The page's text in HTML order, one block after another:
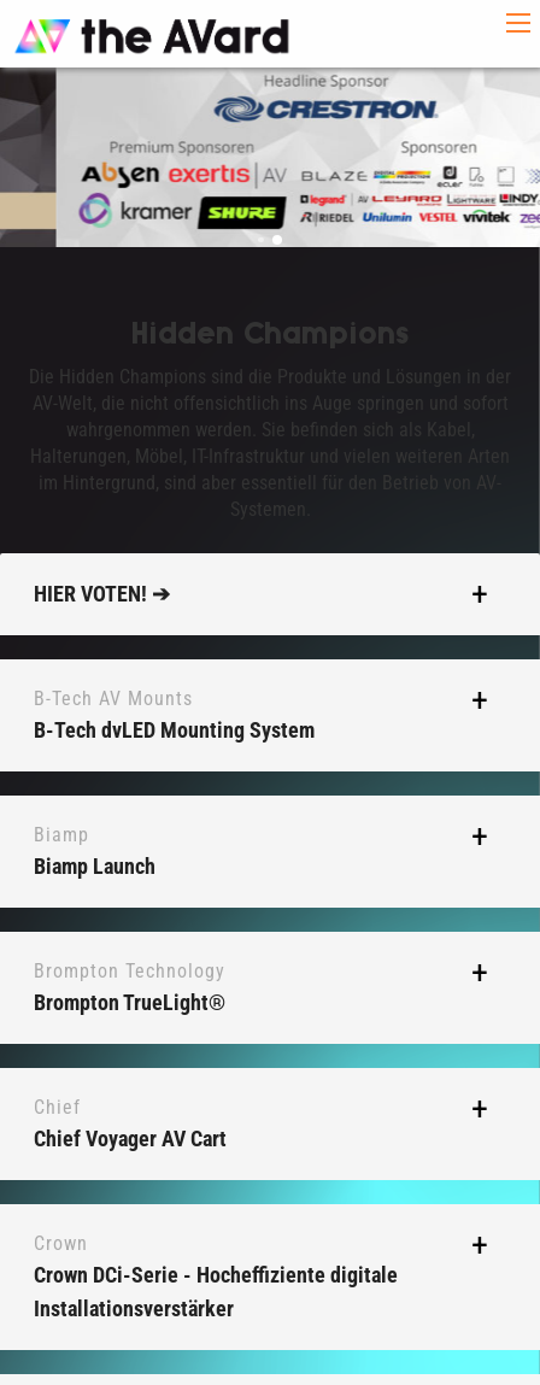
Hidden Champions
Die Hidden Champions sind die Produkte und Lösungen in der
AV-Welt, die nicht offensichtlich ins Auge springen und sofort
wahrgenommen werden. Sie befinden sich als Kabel,
Halterungen, Möbel, IT-Infrastruktur und vielen weiteren Arten
im Hintergrund, sind aber essentiell für den Betrieb von AV-
Systemen.
HIER VOTEN! ➔
B-Tech AV Mounts
B-Tech dvLED Mounting System
Biamp
Biamp Launch
Brompton Technology
Brompton TrueLight®
Chief
Chief Voyager AV Cart
Crown
Crown DCi-Serie - Hocheffiziente digitale
Installationsverstärker